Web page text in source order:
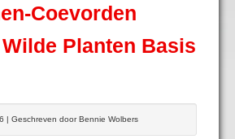
Coevorden
Planten Basis
| Geschreven door Bennie Wolbers